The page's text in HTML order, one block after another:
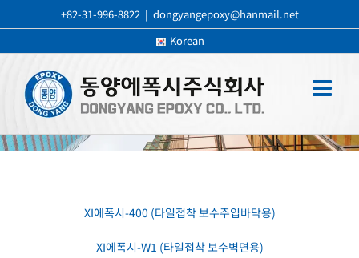
content
+82-31-996-8822 | dongyangepoxy@hanmail.net
Korean
상 생 하 는
XI에폭시-400 (타일접착 보수주입바닥용)
XI에폭시-W1 (타일접착 보수벽면용)